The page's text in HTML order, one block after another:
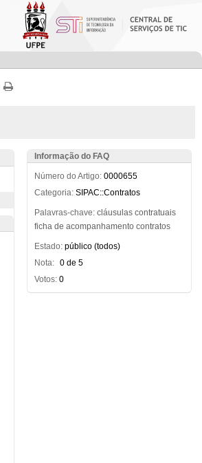
Informação do FAQ
Número do Artigo: 0000655
Categoria: SIPAC::Contratos
Palavras-chave: cláusulas contratuais
ficha de acompanhamento contratos
Estado: público (todos)
Nota: 0 de 5
Votos: 0